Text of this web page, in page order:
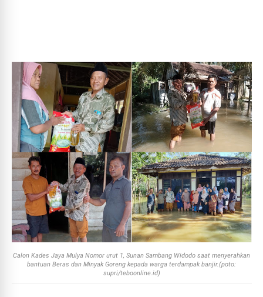
Calon Kades Jaya Mulya Nomor urut 1, Sunan Sambang Widodo saat menyerahkan
bantuan Beras dan Minyak Goreng kepada warga terdampak banjir.(poto:
supri/teboonline.id)